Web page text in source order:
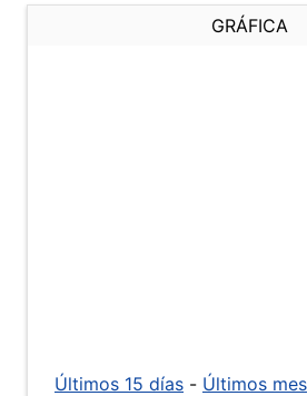
GRÁFICA
Últimos 15 días - Últimos mes